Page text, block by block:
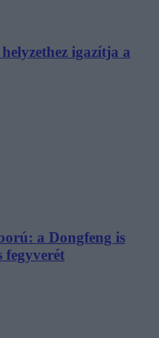
igazítja a
a Dongfeng is
fegyverét